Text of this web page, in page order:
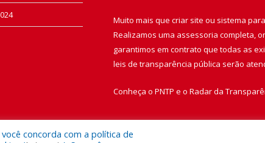
Muito mais que criar site ou sistema
Realizamos uma assessoria completa,
garantimos em contrato que todas as
leis de transparência pública serão
Conheça o PNTP e o Radar da
concorda com a política de